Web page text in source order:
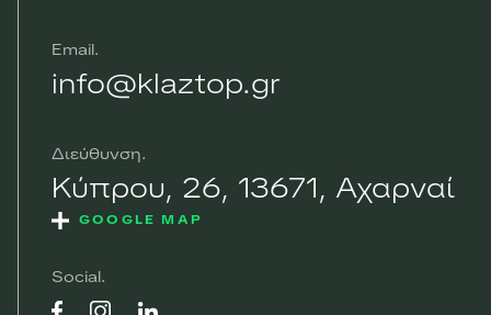
Email
info@klaztop.gr
Διεύθυνση
Κύπρου, 26, 13671, Αχαρναί
GOOGLE MAP
Social